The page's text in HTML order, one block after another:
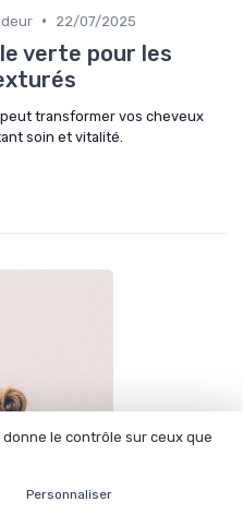
• 22/07/2025
verte pour les
transformer vos cheveux
soin et vitalité.
le contrôle sur ceux que
Personnaliser